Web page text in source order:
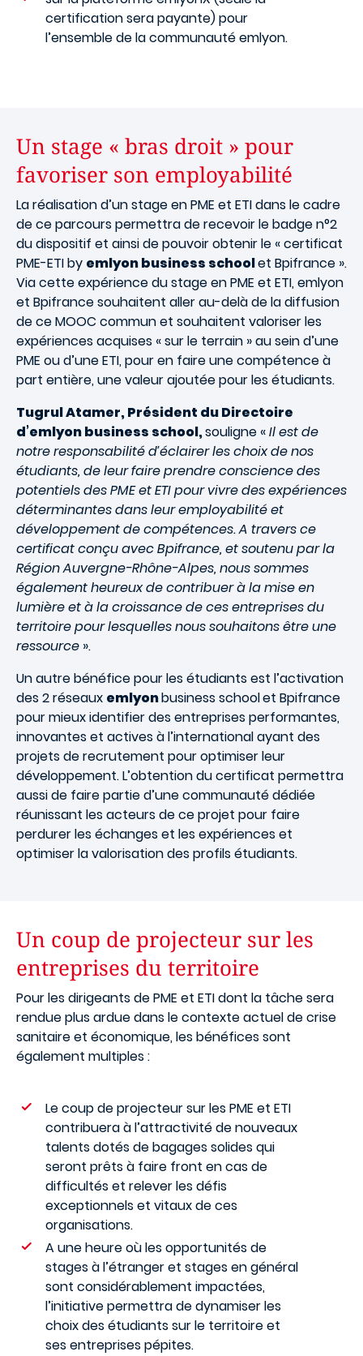
certification sera payante) pour
l’ensemble de la communauté emlyon.
Un stage « bras droit » pour
favoriser son employabilité
La réalisation d’un stage en PME et ETI dans le cadre
de ce parcours permettra de recevoir le badge n°2
du dispositif et ainsi de pouvoir obtenir le « certificat
PME-ETI by emlyon business schoolet Bpifrance ».
Via cette expérience du stage en PME et ETI, emlyon
et Bpifrance souhaitent aller au-delà de la diffusion
de ce MOOC commun et souhaitent valoriser les
expériences acquises « sur le terrain » au sein d’une
PME ou d’une ETI, pour en faire une compétence à
part entière, une valeur ajoutée pour les étudiants.
Tugrul Atamer, Président du Directoire
d’emlyon business school,souligne «Il est de
notre responsabilité d’éclairer les choix de nos
étudiants, de leur faire prendre conscience des
potentiels des PME et ETI pour vivre des expériences
déterminantes dans leur employabilité et
développement de compétences. A travers ce
certificat conçu avec Bpifrance, et soutenu par la
Région Auvergne-Rhône-Alpes, nous sommes
également heureux de contribuer à la mise en
lumière et à la croissance de ces entreprises du
territoire pour lesquelles nous souhaitons être une
ressource ».
Un autre bénéfice pour les étudiants est l’activation
des 2 réseaux emlyonbusiness schoolet Bpifrance
pour mieux identifier des entreprises performantes,
innovantes et actives à l’international ayant des
projets de recrutement pour optimiser leur
développement. L’obtention du certificat permettra
aussi de faire partie d’une communauté dédiée
réunissant les acteurs de ce projet pour faire
perdurer les échanges et les expériences et
optimiser la valorisation des profils étudiants.
Un coup de projecteur sur les
entreprises du territoire
Pour les dirigeants de PME et ETI dont la tâche sera
rendue plus ardue dans le contexte actuel de crise
sanitaire et économique, les bénéfices sont
également multiples :
Le coup de projecteur sur les PME et ETI
contribuera à l’attractivité de nouveaux
talents dotés de bagages solides qui
seront prêts à faire front en cas de
difficultés et relever les défis
exceptionnels et vitaux de ces
organisations.
A une heure où les opportunités de
stages à l’étranger et stages en général
sont considérablement impactées,
l’initiative permettra de dynamiser les
choix des étudiants sur le territoire et
ses entreprises pépites.